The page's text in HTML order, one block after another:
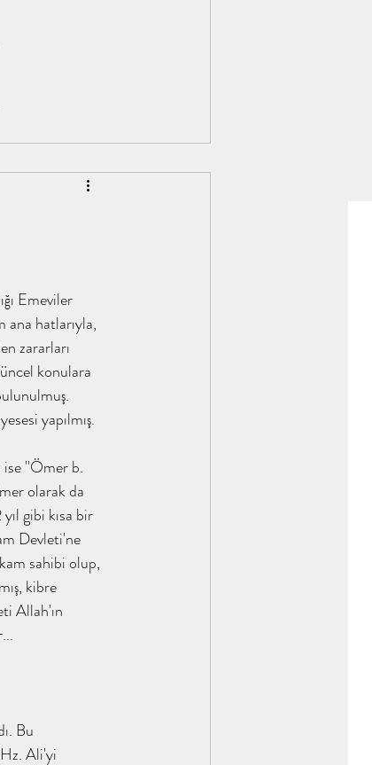
Emeviler
hatlarıyla,
zararları
konulara
yapılmış.
''Ömer b.
olarak da
gibi kısa bir
Devleti'ne
sahibi olup,
kibre
Allah'ın
Bu
Ali'yi